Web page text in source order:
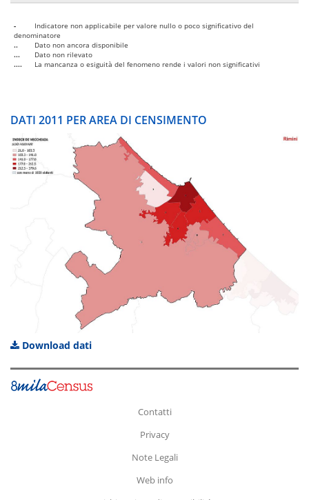
-
Indicatore non applicabile per valore nullo o poco significativo del
denominatore
..
Dato non ancora disponibile
...
Dato non rilevato
....
La mancanza o esiguità del fenomeno rende i valori non significativi
DATI 2011 PER AREA DI CENSIMENTO
Download dati
Contatti
Privacy
Note Legali
Web info